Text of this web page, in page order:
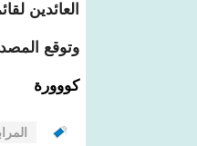
العائدين
وتوقع
كووورة